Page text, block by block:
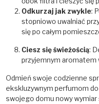
Odkurzaj jak zwykle:
stopniowo uwalniać
się po całym
Ciesz się świeżością:
przyjemnym aromatem
Odmień swoje codzienne
ekskluzywnym perfumom
swojego domu nowy